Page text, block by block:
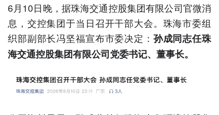
6月10日晚，据珠海交通控股集团有限公司官微消
息，交控集团于当日召开干部大会。珠海市委组
织部副部长冯坚福宣布市委决定： 孙成同志任珠
海交通控股集团有限公司党委书记、董事长。